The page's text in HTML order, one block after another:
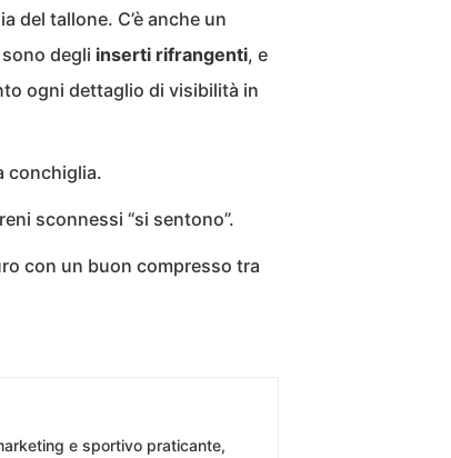
del tallone. C’è anche un
degli inserti rifrangenti, e
ogni dettaglio di visibilità in
conchiglia.
sconnessi “si sentono”.
con un buon compresso tra
e sportivo praticante,